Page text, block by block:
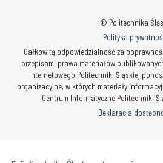
© Politechnika
Polityka
Całkowitą odpowiedzialność za
przepisami prawa materiałów
internetowego Politechniki Śląskiej
organizacyjne, w których materiały
Centrum Informatyczne Politechniki
Deklaracja